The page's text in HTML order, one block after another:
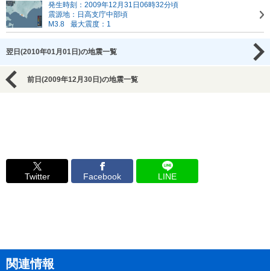
発生時刻：2009年12月31日06時32分頃
震源地：日高支庁中部頃
M3.8
最大震度：1
翌日(2010年01月01日)の地震一覧
前日(2009年12月30日)の地震一覧
Twitter Facebook LINE
関連情報